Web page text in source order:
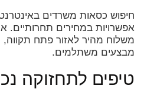
חיפוש כסאות משרדים
אפשרויות במחירים תחרותיים.
משלוח מהיר לאזור פתח תקווה,
מבצעים משתלמים.
טיפים לתחזוקה